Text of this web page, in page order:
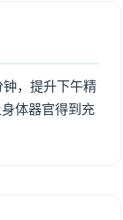
，提升下午精
体器官得到充